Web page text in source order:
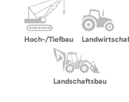
Hoch-/Tiefbau
Landschaftsbau